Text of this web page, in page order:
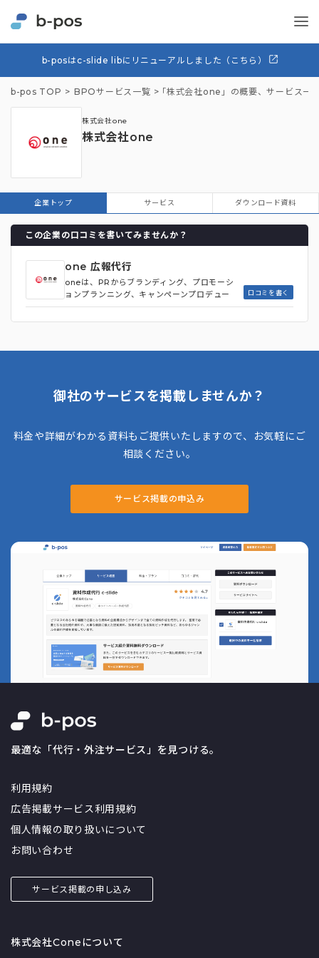
b-posはc-slide libにリニューアルしました（こちら）
b-pos TOP BPOサービス一覧 「株式会社one」の概要、サービス一
株式会社one
株式会社one
企業トップ サービス ダウンロード資料
この企業の口コミを書いてみませんか？
one 広報代行
oneは、PRからブランディング、プロモーシ
ョンプランニング、キャンペーンプロデュー
ス、コピーライティング、パブリシティなど広
けたい企業におすすめです。
口コミを書く
御社のサービスを掲載しませんか？
料金や詳細がわかる資料もご提供いたしますので、お気軽にご
相談ください。
サービス掲載の申込み
最適な「代行・外注サービス」を見つける。
利用規約
広告掲載サービス利用規約
個人情報の取り扱いについて
お問い合わせ
サービス掲載の申し込み
株式会社Coneについて